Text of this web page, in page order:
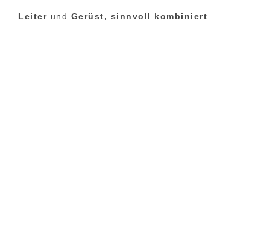
Leiter und Gerüst, sinnvoll kombiniert